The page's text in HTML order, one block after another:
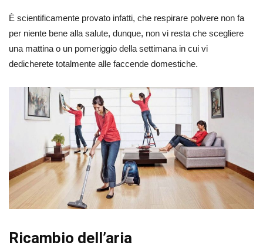
È scientificamente provato infatti, che respirare polvere non fa
per niente bene alla salute, dunque, non vi resta che scegliere
una mattina o un pomeriggio della settimana in cui vi
dedicherete totalmente alle faccende domestiche.
Ricambio dell’aria